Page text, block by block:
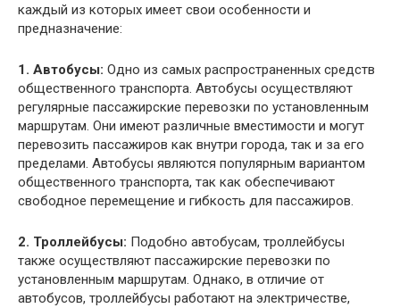
каждый из которых имеет свои особенности и
предназначение:
1. Автобусы: Одно из самых распространенных средств
общественного транспорта. Автобусы осуществляют
регулярные пассажирские перевозки по установленным
маршрутам. Они имеют различные вместимости и могут
перевозить пассажиров как внутри города, так и за его
пределами. Автобусы являются популярным вариантом
общественного транспорта, так как обеспечивают
свободное перемещение и гибкость для пассажиров.
2. Троллейбусы: Подобно автобусам, троллейбусы
также осуществляют пассажирские перевозки по
установленным маршрутам. Однако, в отличие от
автобусов, троллейбусы работают на электричестве,